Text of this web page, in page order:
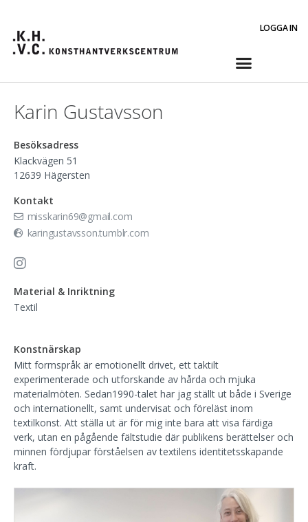
LOGGA IN
Karin Gustavsson
Besöksadress
Klackvägen 51
12639 Hägersten
Kontakt
misskarin69@gmail.com
karingustavsson.tumblr.com
Material & Inriktning
Textil
Konstnärskap
Mitt formspråk är emotionellt drivet, ett taktilt
experimenterade och utforskande av hårda och mjuka
materialmöten. Sedan1990-talet har jag ställt ut både i Sverige
och internationellt, samt undervisat och föreläst inom
textilkonst. Att ställa ut är för mig inte bara att visa färdiga
verk, utan en pågående fältstudie där publikens berättelser och
minnen fördjupar förståelsen av textilens identitetsskapande
kraft.